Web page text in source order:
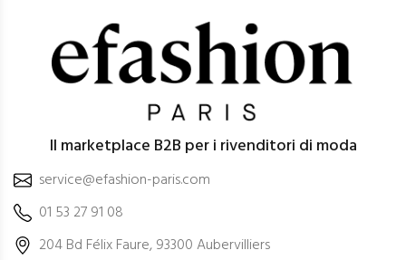
Il marketplace B2B per i rivenditori di moda
service@efashion-paris.com
01 53 27 91 08
204 Bd Félix Faure, 93300 Aubervilliers